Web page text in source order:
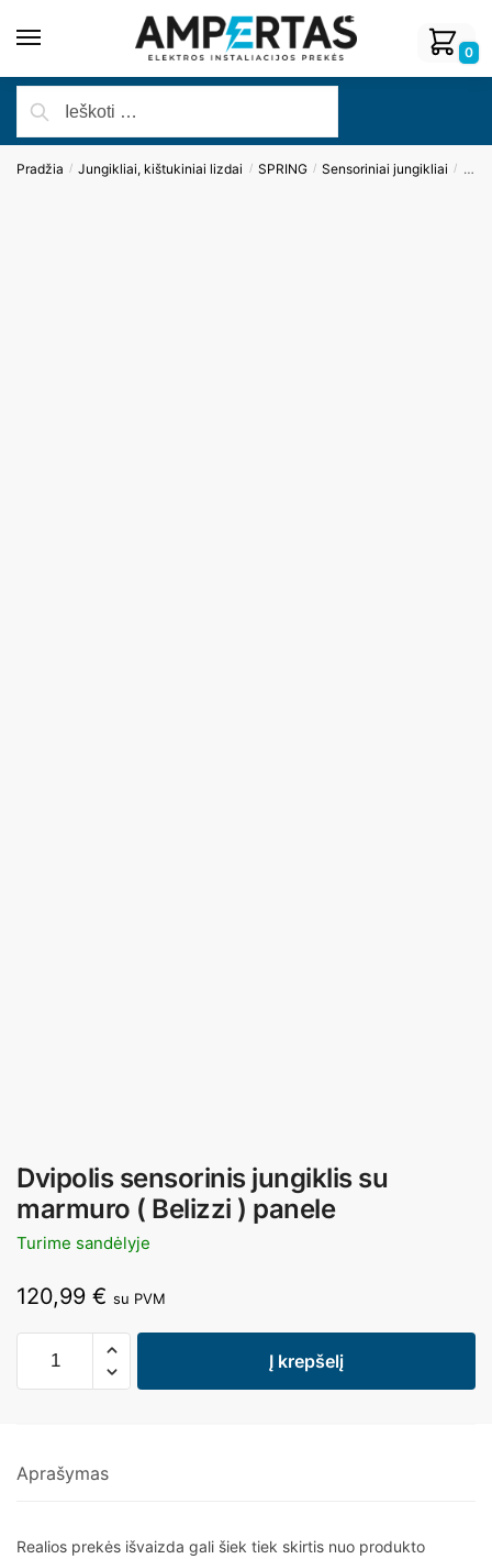
0
Pradžia / Jungikliai, kištukiniai lizdai / SPRING / Sensoriniai jungikliai /
Dvipolis sensorinis jungiklis su
marmuro ( Belizzi ) panele
Turime sandėlyje
120,99 € su PVM
Į krepšelį
Aprašymas
Realios prekės išvaizda gali šiek tiek skirtis nuo produkto